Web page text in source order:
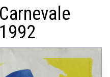
XILOGRAFICHE